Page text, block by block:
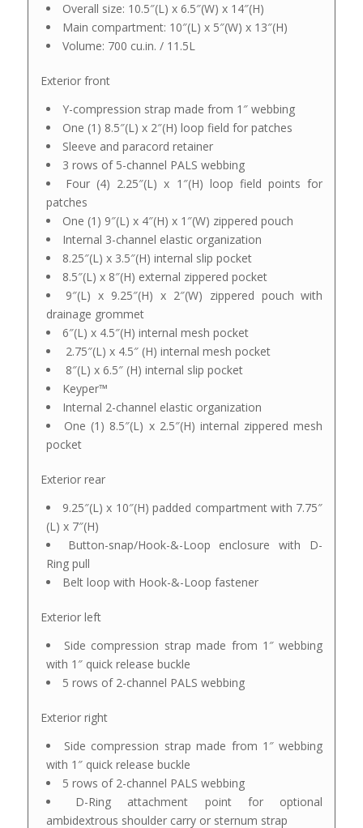
Overall size: 10.5″(L) x 6.5″(W) x 14″(H)
Main compartment: 10″(L) x 5″(W) x 13″(H)
Volume: 700 cu.in. / 11.5L
Exterior front
Y-compression strap made from 1″ webbing
One (1) 8.5″(L) x 2″(H) loop field for patches
Sleeve and paracord retainer
3 rows of 5-channel PALS webbing
Four (4) 2.25″(L) x 1″(H) loop field points for
patches
One (1) 9″(L) x 4″(H) x 1″(W) zippered pouch
Internal 3-channel elastic organization
8.25″(L) x 3.5″(H) internal slip pocket
8.5″(L) x 8″(H) external zippered pocket
9″(L) x 9.25″(H) x 2″(W) zippered pouch with
drainage grommet
6″(L) x 4.5″(H) internal mesh pocket
2.75″(L) x 4.5″ (H) internal mesh pocket
8″(L) x 6.5″ (H) internal slip pocket
Keyper™
Internal 2-channel elastic organization
One (1) 8.5″(L) x 2.5″(H) internal zippered mesh
pocket
Exterior rear
9.25″(L) x 10″(H) padded compartment with 7.75″
(L) x 7″(H)
Button-snap/Hook-&-Loop enclosure with D-
Ring pull
Belt loop with Hook-&-Loop fastener
Exterior left
Side compression strap made from 1″ webbing
with 1″ quick release buckle
5 rows of 2-channel PALS webbing
Exterior right
Side compression strap made from 1″ webbing
with 1″ quick release buckle
5 rows of 2-channel PALS webbing
D-Ring attachment point for optional
ambidextrous shoulder carry or sternum strap